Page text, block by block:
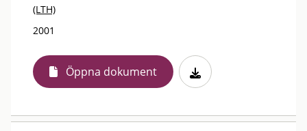
(LTH)
2001
Öppna dokument